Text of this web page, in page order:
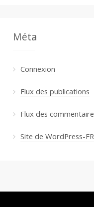
Méta
Connexion
Flux des publications
Flux des
Site de WordPress-FR